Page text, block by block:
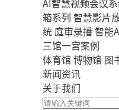
AI智慧视频会议
箱系列 智慧影片
统 庭审录播智能
三馆一宫案例
体育馆 博物馆 图
新闻资讯
关于我们